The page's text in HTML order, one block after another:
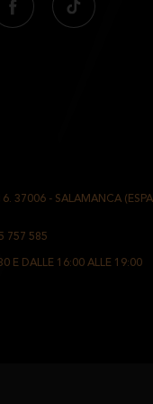
37006 - SALAMANCA
757 585
E DALLE 16:00 ALLE 19:00